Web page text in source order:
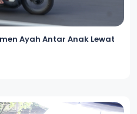
Ayah Antar Anak Lewat